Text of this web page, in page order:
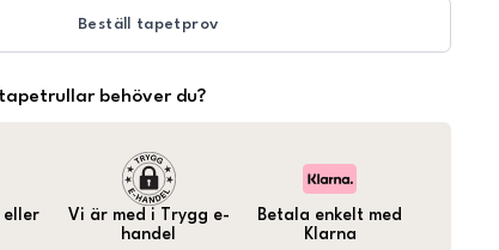
Beställ tapetprov
behöver du?
eller
Vi är med i Trygg e-
handel
Betala enkelt med
Klarna